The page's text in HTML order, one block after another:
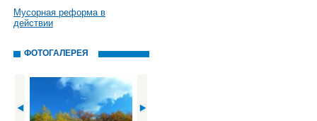
Мусорная реформа в
действии
ФОТОГАЛЕРЕЯ